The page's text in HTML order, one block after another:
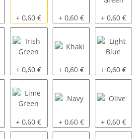
Black
+ 0,60 € Brown
+ 0,60 € Dark Green
+ 0,60 €
Irish Green
+ 0,60 € Khaki
+ 0,60 € Light Blue
+ 0,60 €
Lime Green
+ 0,60 € Navy
+ 0,60 € Olive
+ 0,60 €